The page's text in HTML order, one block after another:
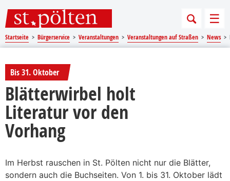
Startseite Bürgerservice Veranstaltungen Veranstaltungen auf Straßen News
Bis 31. Oktober
Blätterwirbel holt
Literatur vor den
Vorhang
Im Herbst rauschen in St. Pölten nicht nur die Blätter,
sondern auch die Buchseiten. Von 1. bis 31. Oktober lädt